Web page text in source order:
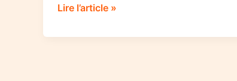
Tutoriel
Lire l’article »